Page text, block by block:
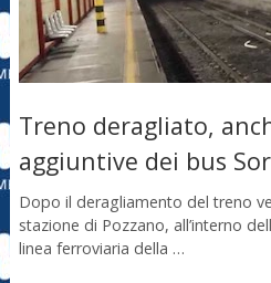
Treno deragliato,
aggiuntive dei bus
Dopo il deragliamento del treno
stazione di Pozzano, all’interno
linea ferroviaria della …